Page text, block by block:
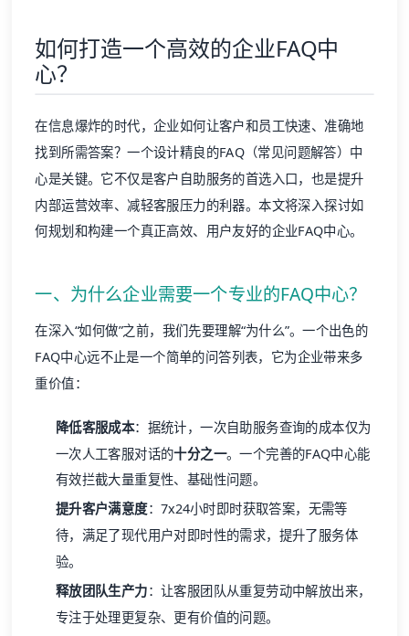
如何打造一个高效的企业FAQ中
心？
在信息爆炸的时代，企业如何让客户和员工快速、准确地
找到所需答案？一个设计精良的FAQ（常见问题解答）中
心是关键。它不仅是客户自助服务的首选入口，也是提升
内部运营效率、减轻客服压力的利器。本文将深入探讨如
何规划和构建一个真正高效、用户友好的企业FAQ中心。
一、为什么企业需要一个专业的FAQ中心？
在深入“如何做”之前，我们先要理解“为什么”。一个出色的
FAQ中心远不止是一个简单的问答列表，它为企业带来多
重价值：
降低客服成本：据统计，一次自助服务查询的成本仅为
一次人工客服对话的十分之一。一个完善的FAQ中心能
有效拦截大量重复性、基础性问题。
提升客户满意度：7x24小时即时获取答案，无需等
待，满足了现代用户对即时性的需求，提升了服务体
验。
释放团队生产力：让客服团队从重复劳动中解放出来，
专注于处理更复杂、更有价值的问题。